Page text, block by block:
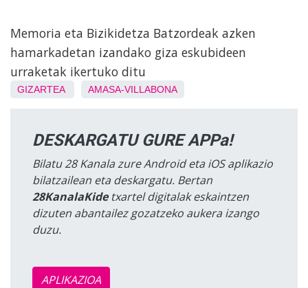
Memoria eta Bizikidetza Batzordeak azken
hamarkadetan izandako giza eskubideen
urraketak ikertuko ditu
GIZARTEA AMASA-VILLABONA
DESKARGATU GURE APPa!
Bilatu 28 Kanala zure Android eta iOS aplikazio
bilatzailean eta deskargatu. Bertan
28KanalaKidetxartel digitalak eskaintzen
dizuten abantailez gozatzeko aukera izango
duzu.
APLIKAZIOA